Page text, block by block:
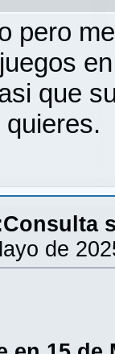
pero
que
de